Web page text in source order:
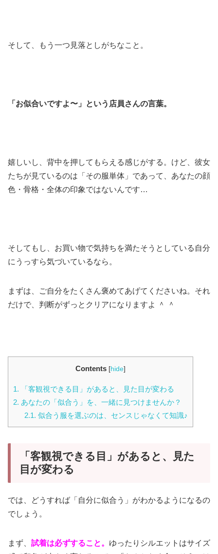
そして、もう一つ見落としがちなこと。
「お似合いですよ〜」という店員さんの言葉。
嬉しいし、背中を押してもらえる感じがする。けど、彼女
たちが見ているのは「その服単体」であって、あなたの顔
色・骨格・全体の印象ではないんです…
そしてもし、お買い物で気持ちを満たそうとしている自分
にうっすら気づいているなら。
まずは、ご自分をたくさん褒めてあげてくださいね。それ
だけで、判断がずっとクリアになりますよ ＾ ＾
Contents [hide]
1. 「客観視できる目」があると、見た目が変わる
2. あなたの「似合う」を、一緒に見つけませんか？
2.1. 似合う服を選ぶのは、センスじゃなくて知識♪
「客観視できる目」があると、見た
目が変わる
では、どうすれば「自分に似合う」がわかるようになるの
でしょう。
まず、 試着は必ずすること。 ゆったりシルエットはサイズ